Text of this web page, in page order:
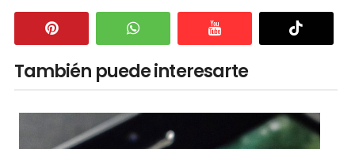
También puede interesarte